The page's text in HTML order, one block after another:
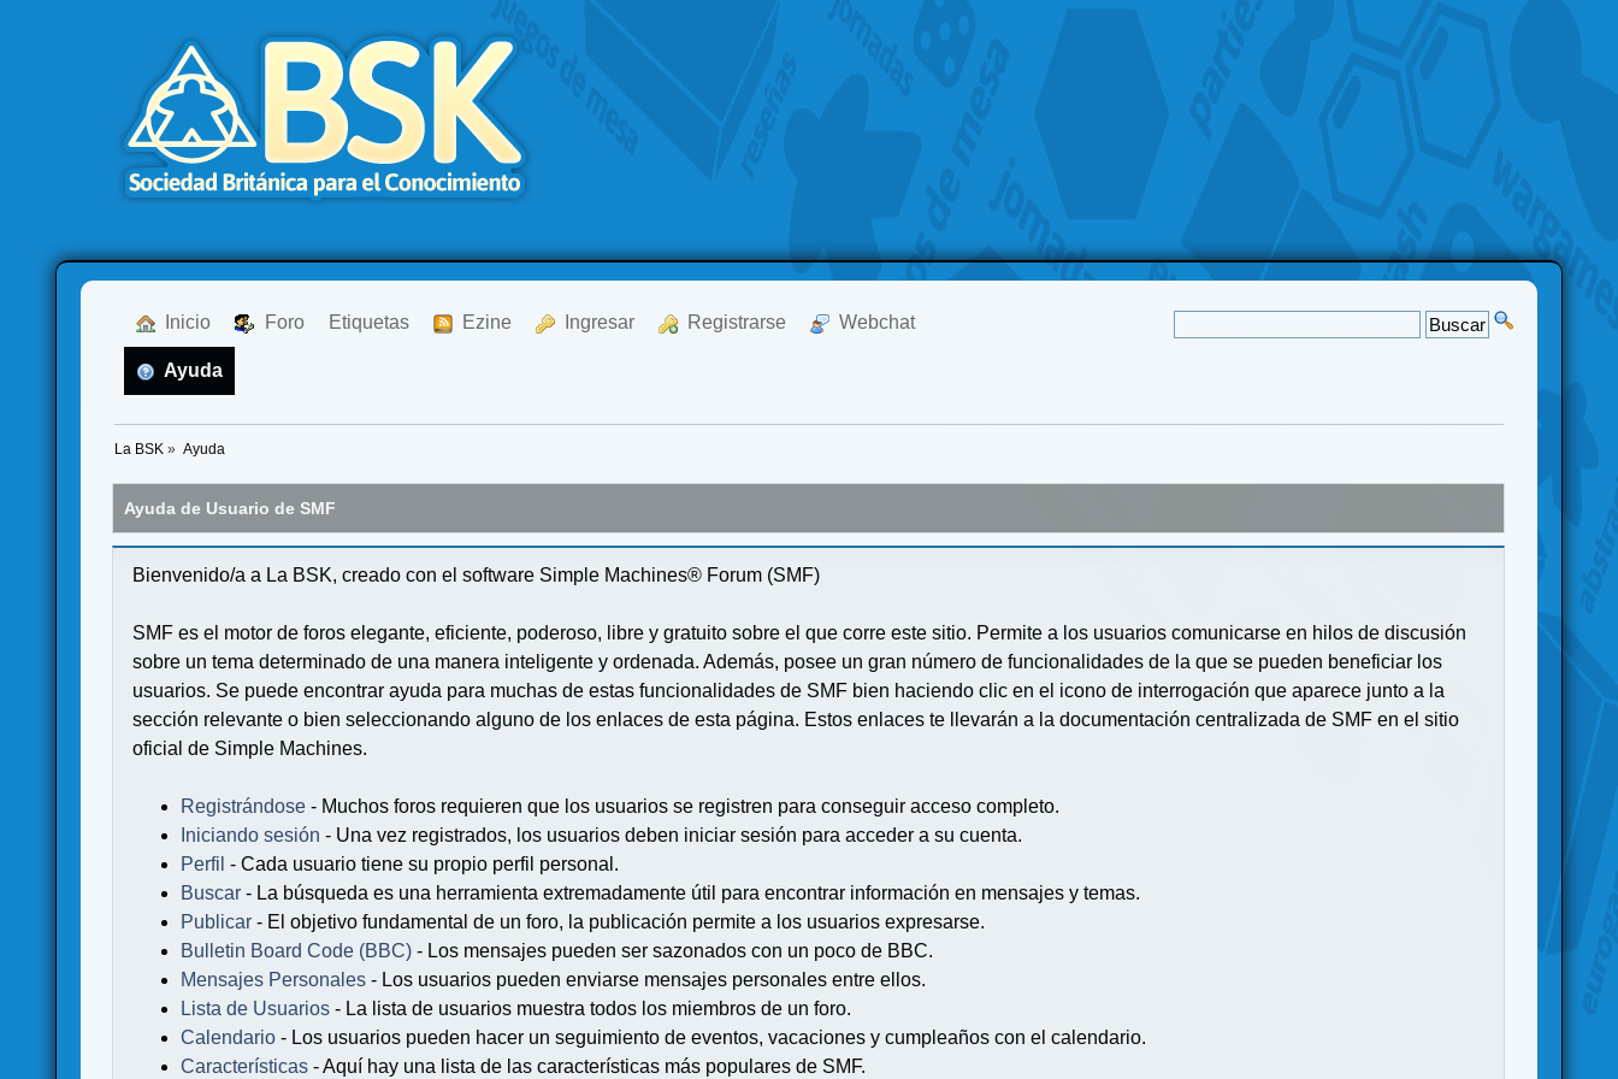
Inicio Foro Etiquetas Ezine Ingresar Registrarse Webchat
Ayuda
La BSK » Ayuda
Ayuda de Usuario de SMF
Bienvenido/a a La BSK, creado con el software Simple Machines® Forum (SMF)
SMF es el motor de foros elegante, eficiente, poderoso, libre y gratuito sobre el que corre este sitio. Permite a los usuarios comunicarse en hilos de discusión
sobre un tema determinado de una manera inteligente y ordenada. Además, posee un gran número de funcionalidades de la que se pueden beneficiar los
usuarios. Se puede encontrar ayuda para muchas de estas funcionalidades de SMF bien haciendo clic en el icono de interrogación que aparece junto a la
sección relevante o bien seleccionando alguno de los enlaces de esta página. Estos enlaces te llevarán a la documentación centralizada de SMF en el sitio
oficial de Simple Machines.
Registrándose - Muchos foros requieren que los usuarios se registren para conseguir acceso completo.
Iniciando sesión - Una vez registrados, los usuarios deben iniciar sesión para acceder a su cuenta.
Perfil - Cada usuario tiene su propio perfil personal.
Buscar - La búsqueda es una herramienta extremadamente útil para encontrar información en mensajes y temas.
Publicar - El objetivo fundamental de un foro, la publicación permite a los usuarios expresarse.
Bulletin Board Code (BBC)- Los mensajes pueden ser sazonados con un poco de BBC.
Mensajes Personales - Los usuarios pueden enviarse mensajes personales entre ellos.
Lista de Usuarios - La lista de usuarios muestra todos los miembros de un foro.
Calendario - Los usuarios pueden hacer un seguimiento de eventos, vacaciones y cumpleaños con el calendario.
Características - Aquí hay una lista de las características más populares de SMF.